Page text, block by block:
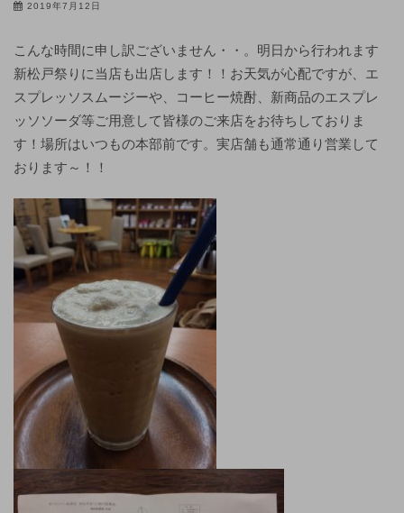
2019年7月12日
こんな時間に申し訳ございません・・。明日から行われます
新松戸祭りに当店も出店します！！お天気が心配ですが、エ
スプレッソスムージーや、コーヒー焼酎、新商品のエスプレ
ッソソーダ等ご用意して皆様のご来店をお待ちしておりま
す！場所はいつもの本部前です。実店舗も通常通り営業して
おります～！！